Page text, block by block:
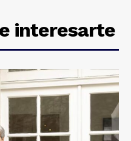
interesarte